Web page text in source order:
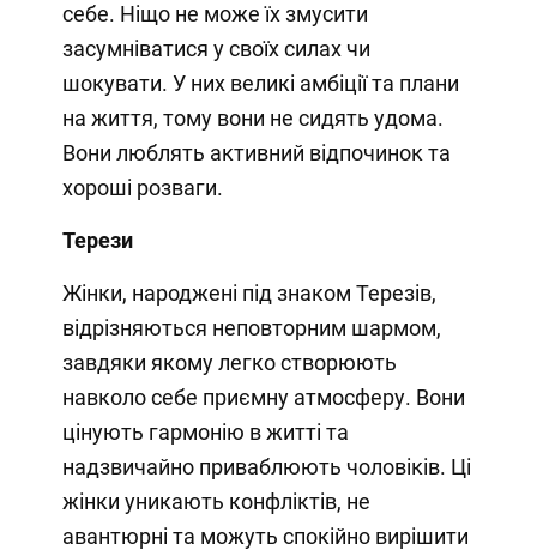
себе. Ніщо не може їх змусити
засумніватися у своїх силах чи
шокувати. У них великі амбіції та плани
на життя, тому вони не сидять удома.
Вони люблять активний відпочинок та
хороші розваги.
Терези
Жінки, народжені під знаком Терезів,
відрізняються неповторним шармом,
завдяки якому легко створюють
навколо себе приємну атмосферу. Вони
цінують гармонію в житті та
надзвичайно приваблюють чоловіків. Ці
жінки уникають конфліктів, не
авантюрні та можуть спокійно вирішити